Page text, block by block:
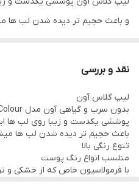
و باعث حجیم تر دیده شدن لب ها
آبرسانی و مرطوب ماندن لب ها
وجود دارد.
رنگ هایی براق با بافت کرمی
بدون حالت چسبندگی
رنگ هایی فوق العاده شیک و غنی
نقد و بررسی
لیپ گلاس آون
بدون سرب و گیاهی آون مدل Ultra Colour
پوششی یکدست و زیبا روی لب ها
باعث حجیم تر دیده شدن لب ها
تنوع رنگی بالا
منلسب انواع رنگ پوست
با فرمولاسیون خاص که از خشکی و